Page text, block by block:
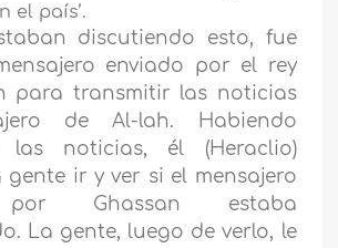
el país’.
discutiendo esto, fue
enviado por el rey
para transmitir las noticias
de Al-lah. Habiendo
las noticias, él (Heraclio)
ir y ver si el mensajero
por Ghassan estaba
La gente, luego de verlo, le